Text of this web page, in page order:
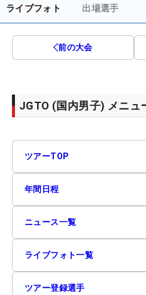
ライブフォト 出場選手
前の大会
JGTO (国内男子) メニュ
ツアーTOP
年間日程
ニュース一覧
ライブフォト一覧
ツアー登録選手